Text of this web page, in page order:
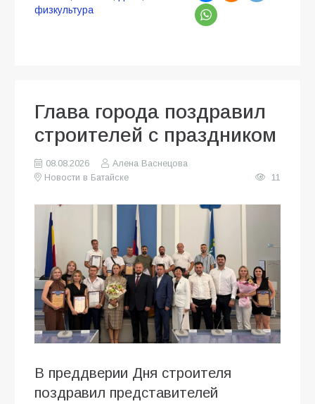
физкультура
Глава города поздравил
строителей с праздником
08.08.2026
Алена Васнецова
Новости в Батайске
11
В преддверии Дня строителя
поздравил представителей